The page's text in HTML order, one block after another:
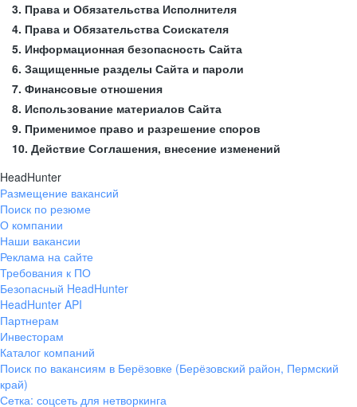
3. Права и Обязательства Исполнителя
4. Права и Обязательства Соискателя
5. Информационная безопасность Сайта
6. Защищенные разделы Сайта и пароли
7. Финансовые отношения
8. Использование материалов Сайта
9. Применимое право и разрешение споров
10. Действие Соглашения, внесение изменений
HeadHunter
Размещение вакансий
Поиск по резюме
О компании
Наши вакансии
Реклама на сайте
Требования к ПО
Безопасный HeadHunter
HeadHunter API
Партнерам
Инвесторам
Каталог компаний
Поиск по вакансиям в Берёзовке (Берёзовский район, Пермский
край)
Сетка: соцсеть для нетворкинга